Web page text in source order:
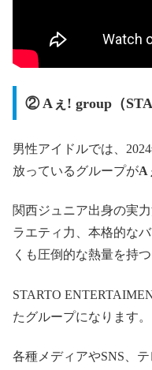
② Aぇ! group（
男性アイドルでは、
放っているグループがA
関西ジュニア出身の実
ラエティ力、本格的な
くも圧倒的な熱量を持
STARTO
たグループになります。
各種メディアやSNS、